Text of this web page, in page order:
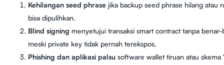
Kehilangan seed phrase jika backup seed phrase hilang atau
bisa dipulihkan.
Blind signing menyetujui transaksi smart contract tanpa
meski private key tidak pernah terekspos.
Phishing dan aplikasi palsu software wallet tiruan atau